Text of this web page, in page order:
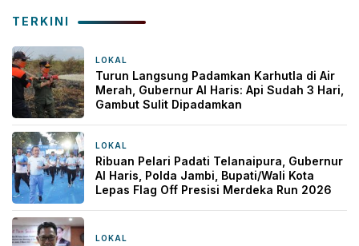
TERKINI
LOKAL
Turun Langsung Padamkan Karhutla di Air
Merah, Gubernur Al Haris: Api Sudah 3 Hari,
Gambut Sulit Dipadamkan
LOKAL
Ribuan Pelari Padati Telanaipura, Gubernur
Al Haris, Polda Jambi, Bupati/Wali Kota
Lepas Flag Off Presisi Merdeka Run 2026
LOKAL